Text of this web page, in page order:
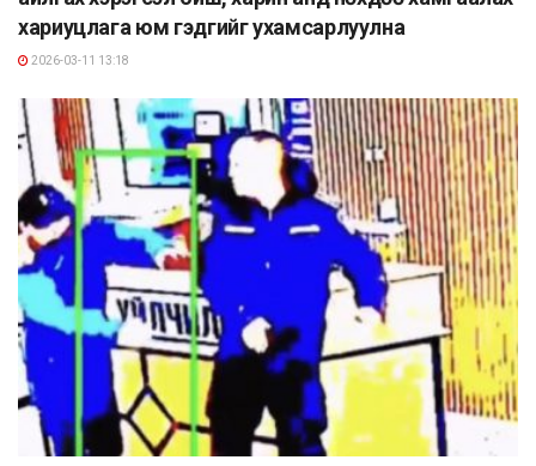
хариуцлага юм гэдгийг ухамсарлуулна
2026-03-11 13:18